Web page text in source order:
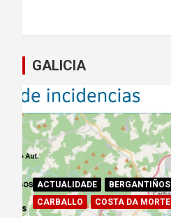
GALICIA
ACTUALIDADE
BERGANTIÑOS
CARBALLO
COSTA DA MORTE